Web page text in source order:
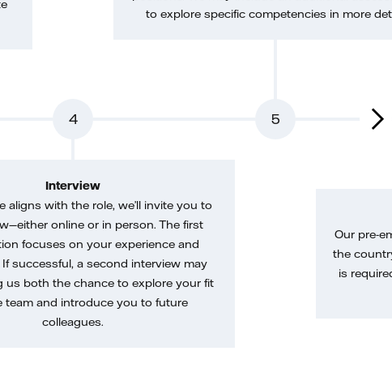
4
Interview
aligns with the role, we’ll invite you to
online or in person. The first
focuses on your experience and
successful, a second interview may
us both the chance to explore your fit
team and introduce you to future
colleagues.
5
to explore specific competencies in more
Our pre-
the
is